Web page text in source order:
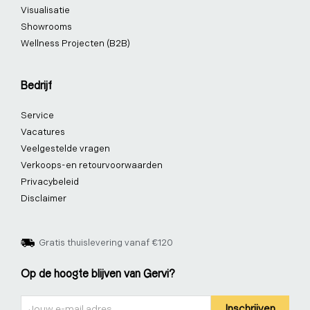
Visualisatie
Showrooms
Wellness Projecten (B2B)
Bedrijf
Service
Vacatures
Veelgestelde vragen
Verkoops-en retourvoorwaarden
Privacybeleid
Disclaimer
Gratis thuislevering vanaf €120
Op de hoogte blijven van Gervi?